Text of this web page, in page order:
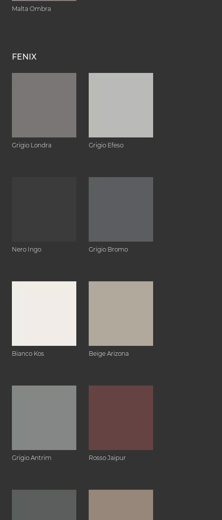
Malta Ombra
FENIX
Grigio Londra Grigio Efeso
Nero Ingo Grigio Bromo
Bianco Kos Beige Arizona
Grigio Antrim Rosso Jaipur